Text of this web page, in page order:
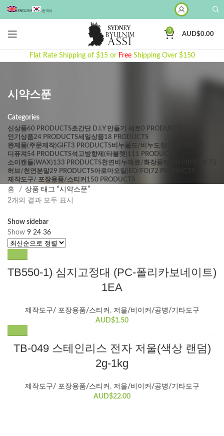
ENGLISH 한국어
0
AUD$0.00
Flat Rate Shipping of $15 or Free Shipping Over $150
시약스푼
Categories
신상품60 PRODUCTS초간단 D.I.Y 만들기 세트0 PRODUCTS
인기상품24 PRODUCTS세일상품18 PRODUCTS
완제품(주문제작 )GIFT 3 PRODUCTS비누몰드/비누도장
디퓨져 54 PRODUCTS석고방향제(타블렛)111 PRODUCTS
소이캔들(WAX)133 PRODUCTS천연비누재료/화장품재료
허브/천연분말29 PRODUCTS아로마오일(EO/FO)72 PRODUCTS
제작도구/ 포장용품/스티커 150 PRODUCTS
홈
상품 태그 “시약스푼”
2개의 결과 모두 표시
렬
됨
Show sidebar
Show 9 24 36
TB550-1) 심지고정대 (PC-폴리카보네이트)
1EA
제작도구/ 포장용품/스티커 , 저울/비이커/공병/기타도구
AUD$1.50
TB-049 스테인리스 전자 저울(색상 랜덤)
2g-1kg
제작도구/ 포장용품/스티커 , 저울/비이커/공병/기타도구
AUD$22.00